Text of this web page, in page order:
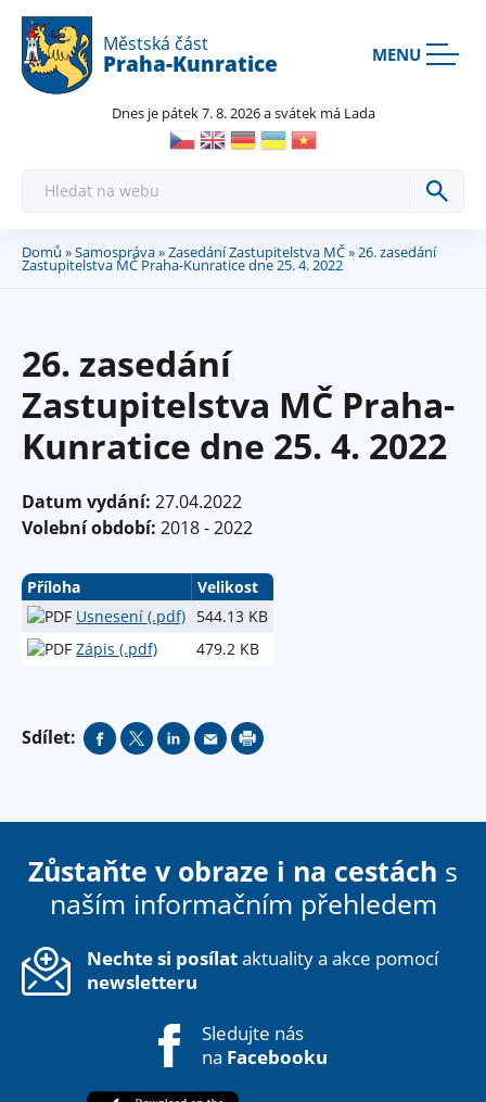
Městská část
Praha-Kunratice
Dnes je pátek 7. 8. 2026 a svátek má Lada
a
t
MENU
Jste
Domů »Samospráva»Zasedání Zastupitelstva MČ» 26. zasedání
Zastupitelstva MČ Praha-Kunratice dne 25. 4. 2022
26. zasedání
Zastupitelstva MČ Praha-
Kunratice dne 25. 4. 2022
Datum vydání: 27.04.2022
Volební období: 2018 - 2022
Příloha
Velikost
Usnesení (.pdf) 544.13 KB
Zápis (.pdf)
479.2 KB
Sdílet:
Zůstaňte v obraze i na cestách s
naším informačním přehledem
Nechte si posílataktuality a akce pomocí
newsletteru
Sledujte nás
na Facebooku